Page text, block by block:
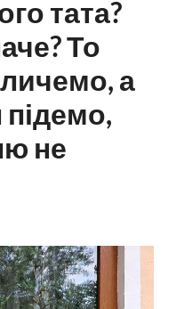
тата?
То
а
підемо,
не